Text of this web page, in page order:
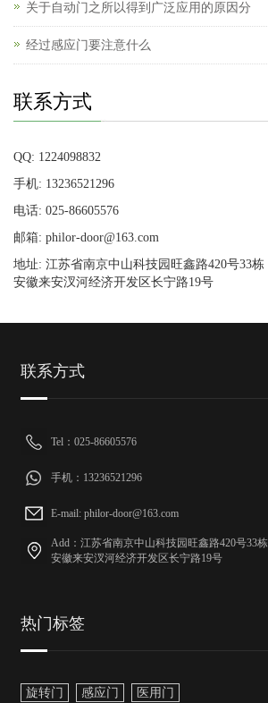
关于自动门之所以得到广泛应用的原因分
经过感应门要注意什么
联系方式
QQ: 1224098832
手机: 13236521296
电话: 025-86605576
邮箱: philor-door@163.com
地址: 江苏省南京中山科技园旺鑫路420号33栋
安徽来安汊河经济开发区长宁路19号
联系方式
Tel：025-86605576
手机：13236521296
E-mail: philor-door@163.com
Add：江苏省南京中山科技园旺鑫路420号33栋
安徽来安汊河经济开发区长宁路19号
热门标签
旋转门 感应门 医用门